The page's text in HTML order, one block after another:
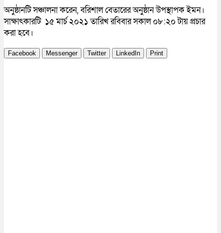
অনুষ্ঠানটি সঞ্চালনা করেন, বরিশাল বেতারের অনুষ্ঠান উপস্থাপক ইমন।
সাক্ষাৎকারটি ১৫ মার্চ ২০২১ তারিখ রবিবার সকাল ০৮:২০ টায় প্রচার
করা হবে।
Facebook Messenger Twitter LinkedIn Print